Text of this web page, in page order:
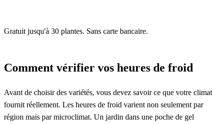
Gratuit jusqu'à 30 plantes. Sans carte bancaire.
Comment vérifier vos heures de froid
Avant de choisir des variétés, vous devez savoir ce que votre climat
fournit réellement. Les heures de froid varient non seulement par
région mais par microclimat. Un jardin dans une poche de gel